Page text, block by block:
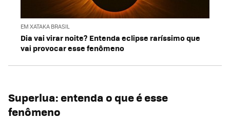
EM XATAKA BRASIL
Dia vai virar noite? Entenda eclipse raríssimo que
vai provocar esse fenômeno
Superlua: entenda o que é esse
fenômeno